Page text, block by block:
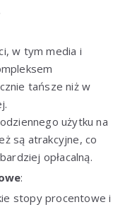
w tym media i
tańsze niż w
użytku na
są atrakcyjne, co
opłacalną.
:
stopy procentowe i